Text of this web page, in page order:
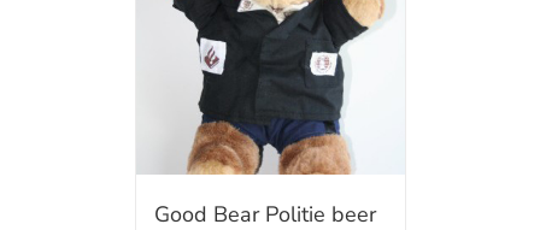
Good Bear Politie beer